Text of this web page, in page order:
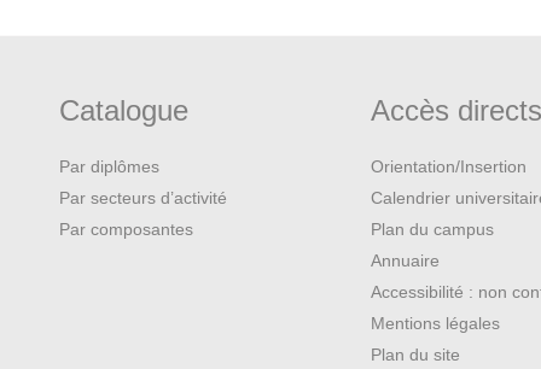
in Everyday Life,
1992.
Catalogue
Par diplômes
Par secteurs d’activité
Par composantes
Accès
Orientation/Insertion
Calendrier
Plan du campus
Annuaire
Accessibilité : non
Mentions légales
Plan du site